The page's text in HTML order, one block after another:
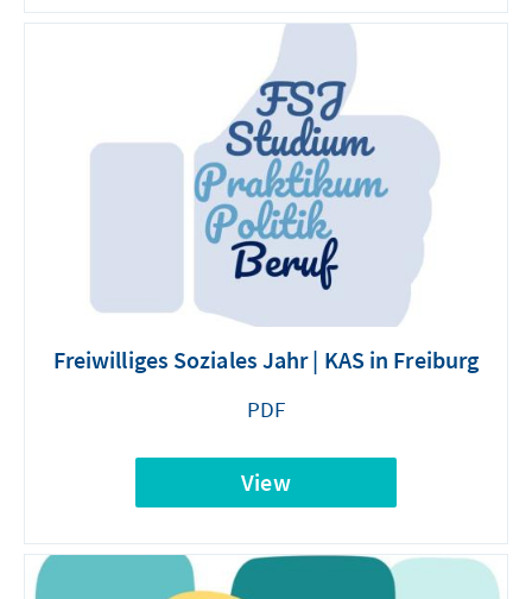
Freiwilliges Soziales Jahr | KAS in Freiburg
PDF
View